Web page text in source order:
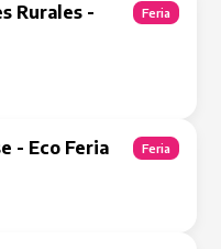
Rurales -
Feria
- Eco Feria Feria